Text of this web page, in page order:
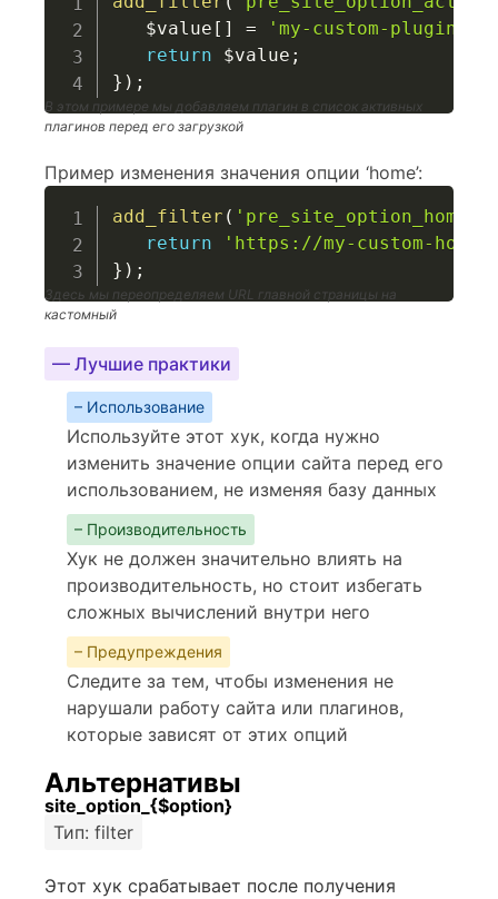
$value [ ] =
'my-custom-plugin/
return
$value ;
} ) ;
В этом примере мы добавляем плагин в список активных
плагинов перед его загрузкой
Пример изменения значения опции ‘home’:
add_filter ( 'pre_site_option_home'
return
'https://my-custom-
} ) ;
Здесь мы переопределяем URL главной страницы на
кастомный
— Лучшие практики
– Использование
Используйте этот хук, когда нужно
изменить значение опции сайта перед его
использованием, не изменяя базу данных
– Производительность
Хук не должен значительно влиять на
производительность, но стоит избегать
сложных вычислений внутри него
– Предупреждения
Следите за тем, чтобы изменения не
нарушали работу сайта или плагинов,
которые зависят от этих опций
Альтернативы
site_option_{$option}
Тип: filter
Этот хук срабатывает после получения